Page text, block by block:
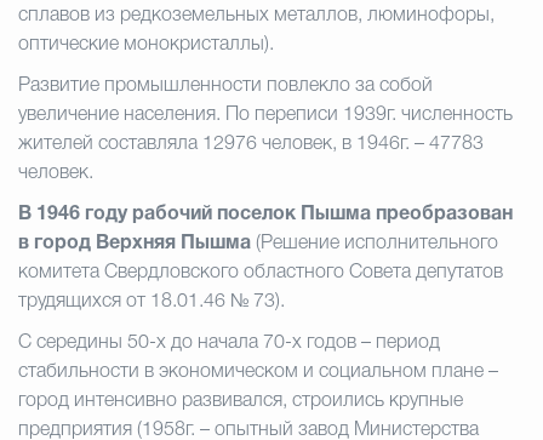
сплавов из редкоземельных металлов, люминофоры,
оптические монокристаллы).
Развитие промышленности повлекло за собой
увеличение населения. По переписи 1939г. численность
жителей составляла 12976 человек, в 1946г. – 47783
человек.
В 1946 году рабочий поселок Пышма преобразован
в город Верхняя Пышма (Решение исполнительного
комитета Свердловского областного Совета депутатов
трудящихся от 18.01.46 № 73).
С середины 50-х до начала 70-х годов – период
стабильности в экономическом и социальном плане –
город интенсивно развивался, строились крупные
предприятия (1958г. – опытный завод Министерства